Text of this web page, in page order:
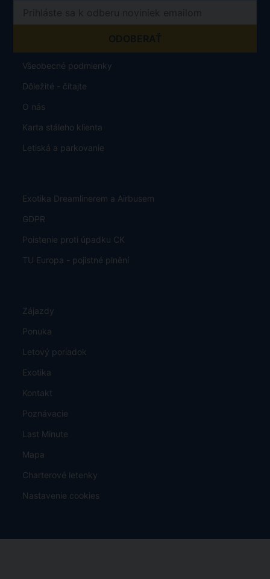
Všeobecné podmienky
Dôležité - čítajte
O nás
Karta stáleho klienta
Letiská a parkovanie
Exotika Dreamlinerem a Airbusem
GDPR
Poistenie proti úpadku CK
TU Europa - pojistné plnění
Zájazdy
Ponuka
Letový poriadok
Exotika
Kontakt
Poznávacie
Last Minute
Mapa
Charterové letenky
Nastavenie cookies